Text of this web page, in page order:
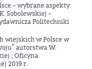
– wybrane aspekty
Sobolewskiej –
Politechniki
wiejskich w Polsce w
autorstwa W.
; Oficyna
2019 r.